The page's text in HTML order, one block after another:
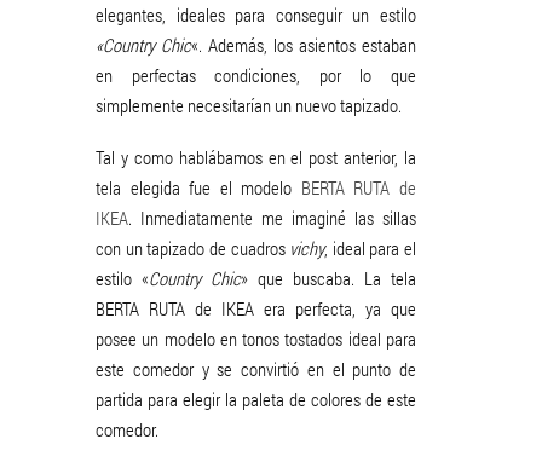
elegantes, ideales para conseguir un estilo
«Country Chic«. Además, los asientos estaban
en perfectas condiciones, por lo que
simplemente necesitarían un nuevo tapizado.
Tal y como hablábamos en el post anterior, la
tela elegida fue el modelo BERTA RUTA de
IKEA. Inmediatamente me imaginé las sillas
con un tapizado de cuadros vichy, ideal para el
estilo «Country Chic» que buscaba. La tela
BERTA RUTA de IKEA era perfecta, ya que
posee un modelo en tonos tostados ideal para
este comedor y se convirtió en el punto de
partida para elegir la paleta de colores de este
comedor.